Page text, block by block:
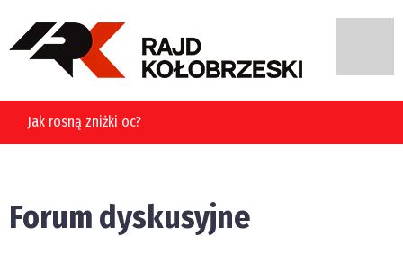
Forum dyskusyjne